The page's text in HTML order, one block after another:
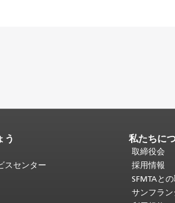
う
スセンター
私たちに
取締役会
採用情報
SFMTAと
サンフラ